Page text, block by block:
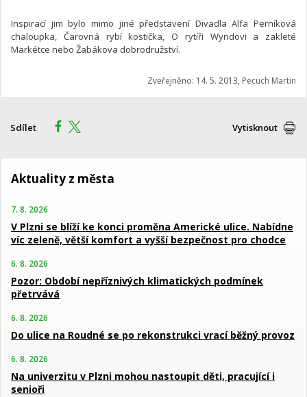
Inspirací jim bylo mimo jiné představení Divadla Alfa Perníková
chaloupka, Čarovná rybí kostička, O rytíři Wyndovi a zakleté
Markétce nebo Žabákova dobrodružství.
Zveřejněno: 14. 5. 2013, Pecuch Martin
Sdílet Vytisknout
Aktuality z města
7. 8. 2026
V Plzni se blíží ke konci proměna Americké ulice. Nabídne
víc zeleně, větší komfort a vyšší bezpečnost pro chodce
6. 8. 2026
Pozor: Období nepříznivých klimatických podmínek
přetrvává
6. 8. 2026
Do ulice na Roudné se po rekonstrukci vrací běžný provoz
6. 8. 2026
Na univerzitu v Plzni mohou nastoupit děti, pracující i
senioři